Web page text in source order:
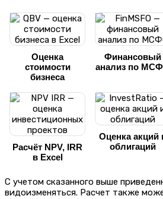
Оценка
стоимости
бизнеса
Финансовый
анализ по
Расчёт NPV, IRR
в Excel
Оценка акций
облигаций
С учетом сказанного выше
видоизменяться. Расчет также